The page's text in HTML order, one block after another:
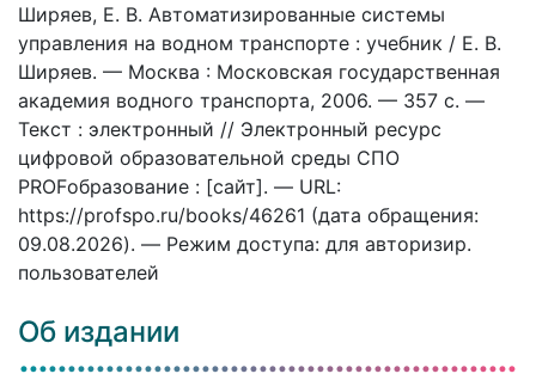
Ширяев, Е. В. Автоматизированные системы
управления на водном транспорте : учебник / Е. В.
Ширяев. — Москва : Московская государственная
академия водного транспорта, 2006. — 357 c. —
Текст : электронный // Электронный ресурс
цифровой образовательной среды СПО
PROFобразование : [сайт]. — URL:
https://profspo.ru/books/46261 (дата обращения:
09.08.2026). — Режим доступа: для авторизир.
пользователей
Об издании